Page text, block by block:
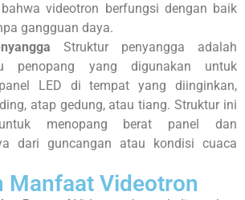
videotron berfungsi dengan baik
gangguan daya.
Struktur penyangga adalah
penopang yang digunakan untuk
LED di tempat yang diinginkan,
atap gedung, atau tiang. Struktur ini
menopang berat panel dan
dari guncangan atau kondisi cuaca
Manfaat Videotron